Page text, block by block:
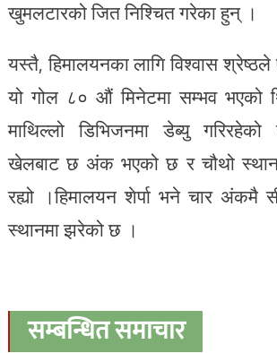
खुमलटारको जित निश्चित गरेका हुन् ।
यस्तै, हिमालयनका लागि विश्वास
यो गोल ८० औं मिनेटमा सम्भव भएको
माथिल्लो डिभिजनमा डेब्यु
खेलबाट छ अंक भएको छ र चौथो
रह्यो ।हिमालयन शेर्पा भने चार अंकमै
स्थानमा झरेको छ ।
सम्बन्धित समाचार